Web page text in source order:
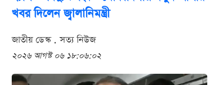
খবর দিলেন জ্বালানিমন্ত্রী
জাতীয় ডেস্ক . সত্য নিউজ
২০২৬ আগস্ট ০৬ ১৮:০৬:০২